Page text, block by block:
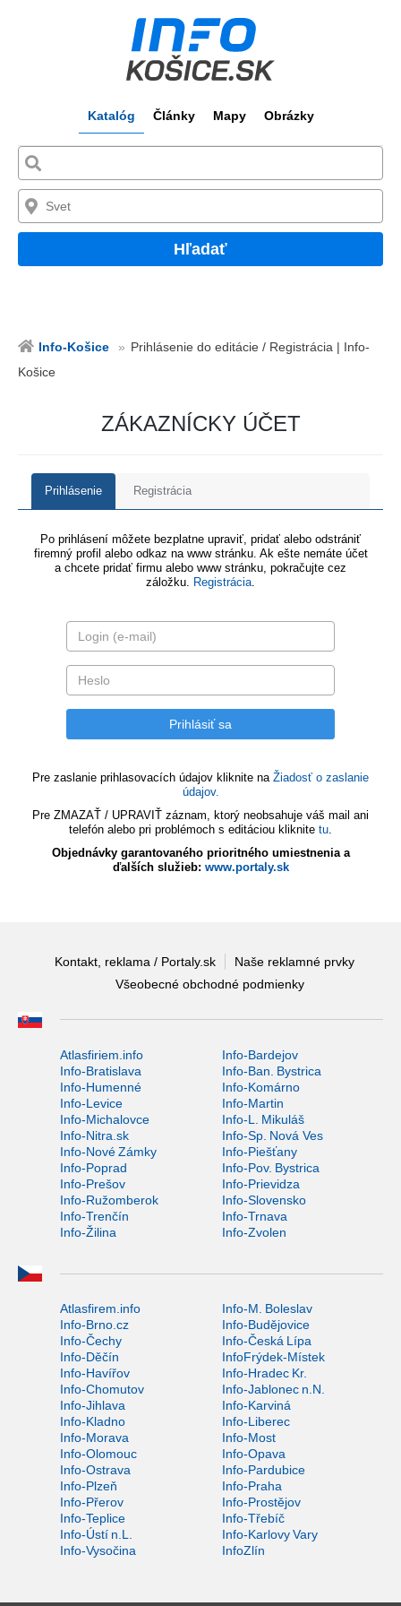
Katalóg Články Mapy Obrázky
Hľadať
Info-Košice
Prihlásenie do editácie / Registrácia | Info-
Košice
ZÁKAZNÍCKY ÚČET
Prihlásenie Registrácia
Po prihlásení môžete bezplatne upraviť, pridať alebo odstrániť
firemný profil alebo odkaz na www stránku. Ak ešte nemáte účet
a chcete pridať firmu alebo www stránku, pokračujte cez
záložku. Registrácia.
Pre zaslanie prihlasovacích údajov kliknite na Žiadosť o zaslanie
údajov.
Pre ZMAZAŤ / UPRAVIŤ záznam, ktorý neobsahuje váš mail ani
telefón alebo pri problémoch s editáciou kliknite tu.
Objednávky garantovaného prioritného umiestnenia a
ďalších služieb: www.portaly.sk
Kontakt, reklama / Portaly.sk
Naše reklamné prvky
Všeobecné obchodné podmienky
Atlasfiriem.info
Info-Bardejov
Info-Bratislava
Info-Ban. Bystrica
Info-Humenné
Info-Komárno
Info-Levice
Info-Martin
Info-Michalovce
Info-L. Mikuláš
Info-Nitra.sk
Info-Sp. Nová Ves
Info-Nové Zámky
Info-Piešťany
Info-Poprad
Info-Pov. Bystrica
Info-Prešov
Info-Prievidza
Info-Ružomberok
Info-Slovensko
Info-Trenčín
Info-Trnava
Info-Žilina
Info-Zvolen
Atlasfirem.info
Info-M. Boleslav
Info-Brno.cz
Info-Budějovice
Info-Čechy
Info-Česká Lípa
Info-Děčín
InfoFrýdek-Místek
Info-Havířov
Info-Hradec Kr.
Info-Chomutov
Info-Jablonec n.N.
Info-Jihlava
Info-Karviná
Info-Kladno
Info-Liberec
Info-Morava
Info-Most
Info-Olomouc
Info-Opava
Info-Ostrava
Info-Pardubice
Info-Plzeň
Info-Praha
Info-Přerov
Info-Prostějov
Info-Teplice
Info-Třebíč
Info-Ústí n.L.
Info-Karlovy Vary
Info-Vysočina
InfoZlín